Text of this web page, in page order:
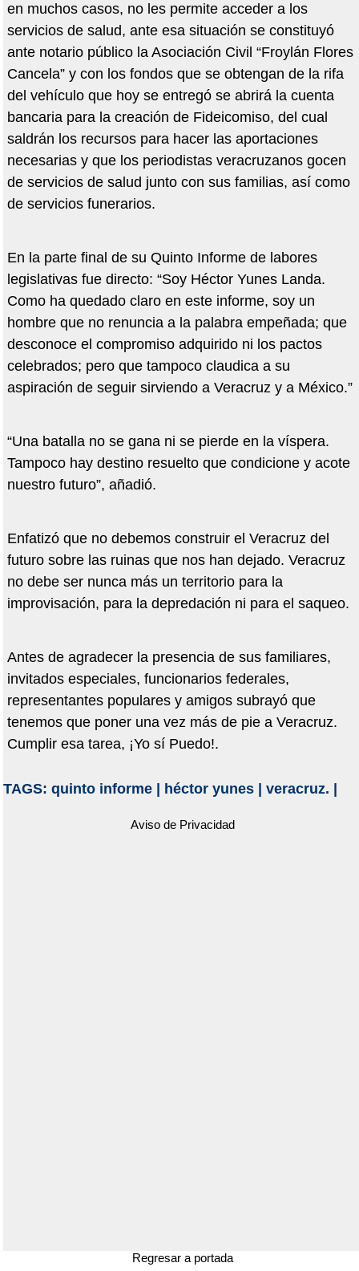
en muchos casos, no les permite acceder a los
servicios de salud, ante esa situación se constituyó
ante notario público la Asociación Civil “Froylán Flores
Cancela” y con los fondos que se obtengan de la rifa
del vehículo que hoy se entregó se abrirá la cuenta
bancaria para la creación de Fideicomiso, del cual
saldrán los recursos para hacer las aportaciones
necesarias y que los periodistas veracruzanos gocen
de servicios de salud junto con sus familias, así como
de servicios funerarios.
En la parte final de su Quinto Informe de labores
legislativas fue directo: “Soy Héctor Yunes Landa.
Como ha quedado claro en este informe, soy un
hombre que no renuncia a la palabra empeñada; que
desconoce el compromiso adquirido ni los pactos
celebrados; pero que tampoco claudica a su
aspiración de seguir sirviendo a Veracruz y a México.”
“Una batalla no se gana ni se pierde en la víspera.
Tampoco hay destino resuelto que condicione y acote
nuestro futuro”, añadió.
Enfatizó que no debemos construir el Veracruz del
futuro sobre las ruinas que nos han dejado. Veracruz
no debe ser nunca más un territorio para la
improvisación, para la depredación ni para el saqueo.
Antes de agradecer la presencia de sus familiares,
invitados especiales, funcionarios federales,
representantes populares y amigos subrayó que
tenemos que poner una vez más de pie a Veracruz.
Cumplir esa tarea, ¡Yo sí Puedo!.
TAGS: quinto informe| héctor yunes| veracruz.
Aviso de Privacidad
Regresar a portada